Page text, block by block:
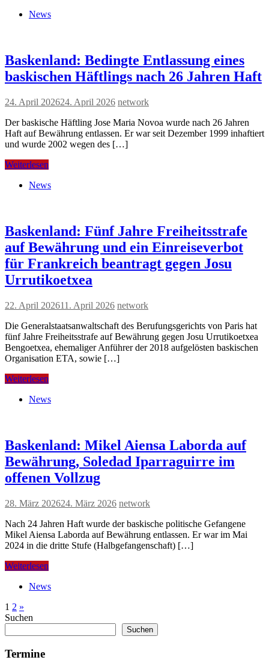
News
Baskenland: Bedingte Entlassung eines
baskischen Häftlings nach 26 Jahren Haft
24. April 202624. April 2026 network
Der baskische Häftling Jose Maria Novoa wurde nach 26 Jahren
Haft auf Bewährung entlassen. Er war seit Dezember 1999 inhaftiert
und wurde 2002 wegen des […]
Weiterlesen
News
Baskenland: Fünf Jahre Freiheitsstrafe
auf Bewährung und ein Einreiseverbot
für Frankreich beantragt gegen Josu
Urrutikoetxea
22. April 202611. April 2026 network
Die Generalstaatsanwaltschaft des Berufungsgerichts von Paris hat
fünf Jahre Freiheitsstrafe auf Bewährung gegen Josu Urrutikoetxea
Bengoetxea, ehemaliger Anführer der 2018 aufgelösten baskischen
Organisation ETA, sowie […]
Weiterlesen
News
Baskenland: Mikel Aiensa Laborda auf
Bewährung, Soledad Iparraguirre im
offenen Vollzug
28. März 202624. März 2026 network
Nach 24 Jahren Haft wurde der baskische politische Gefangene
Mikel Aiensa Laborda auf Bewährung entlassen. Er war im Mai
2024 in die dritte Stufe (Halbgefangenschaft) […]
Weiterlesen
News
Seitennummerierung
der
Beiträge
1 2 Nächste
Beiträge
»
Suchen
Suchen
Termine